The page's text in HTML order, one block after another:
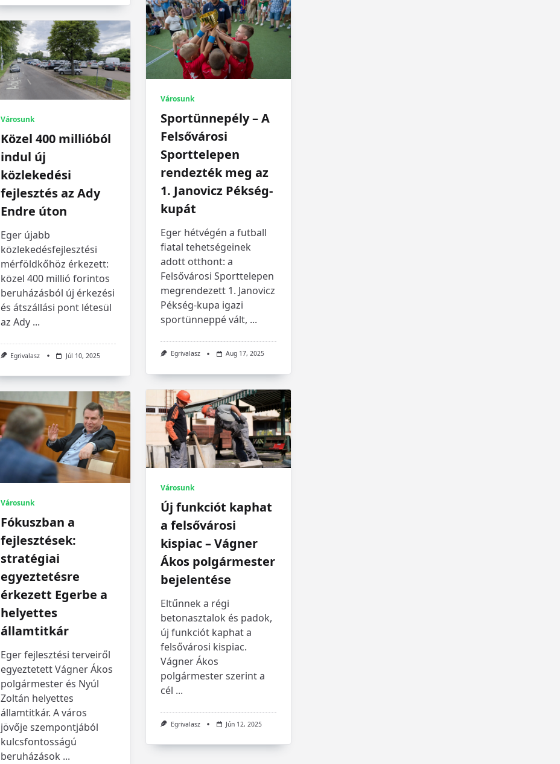
Városunk
Sportünnepély – A
Felsővárosi
Sporttelepen
rendezték meg az
1. Janovicz Pékség-
kupát
Eger hétvégén a futball
fiatal tehetségeinek
adott otthont: a
Felsővárosi Sporttelepen
megrendezett 1. Janovicz
Pékség-kupa igazi
sportünneppé vált, ...
Egrivalasz Aug 17, 2025
Városunk
Közel 400 millióból
indul új
közlekedési
fejlesztés az Ady
Endre úton
Eger újabb
közlekedésfejlesztési
mérföldkőhöz érkezett:
közel 400 millió forintos
beruházásból új érkezési
és átszállási pont létesül
az Ady ...
Egrivalasz Júl 10, 2025
Városunk
Új funkciót kaphat
a felsővárosi
kispiac – Vágner
Ákos polgármester
bejelentése
Eltűnnek a régi
betonasztalok és padok,
új funkciót kaphat a
felsővárosi kispiac.
Vágner Ákos
polgármester szerint a
cél ...
Egrivalasz Jún 12, 2025
Városunk
Fókuszban a
fejlesztések:
stratégiai
egyeztetésre
érkezett Egerbe a
helyettes
államtitkár
Eger fejlesztési terveiről
egyeztetett Vágner Ákos
polgármester és Nyúl
Zoltán helyettes
államtitkár. A város
jövője szempontjából
kulcsfontosságú
beruházások ...